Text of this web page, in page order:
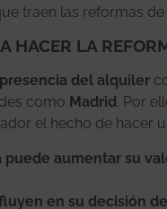
traen las reformas
HACER LA
del alquiler
como Madrid. Por
el hecho de hacer
aumentar su
en su decisión